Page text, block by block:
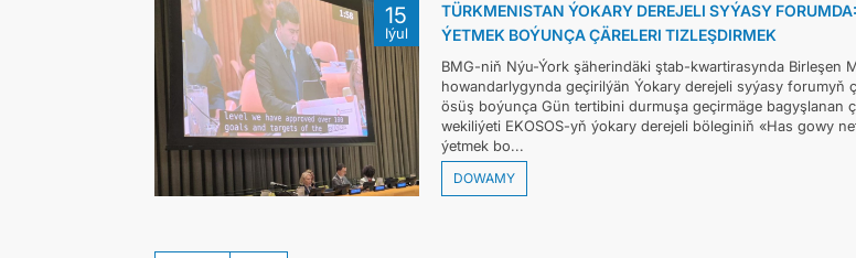
15
Iýul
TÜRKMENISTAN ÝOKARY DEREJELI SYÝASY
ÝETMEK BOÝUNÇA ÇÄRELERI TIZLEŞDIRMEK
BMG-niň Nýu-Ýork şäherindäki ştab-kwartirasynda Birleşen
howandarlygynda geçirilýän Ýokary derejeli syýasy
ösüş boýunça Gün tertibini durmuşa geçirmäge bagyşlanan
wekiliýeti EKOSOS-yň ýokary derejeli böleginiň «Has gowy
ýetmek bo...
DOWAMY